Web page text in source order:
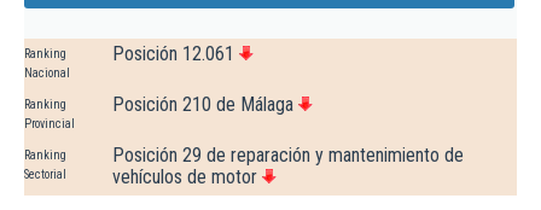
Ranking
Nacional
Posición 12.061
Ranking
Provincial
Posición 210 de Málaga
Ranking
Sectorial
Posición 29 de reparación y mantenimiento de
vehículos de motor